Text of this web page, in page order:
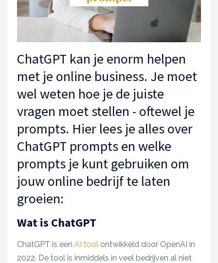
ChatGPT kan je enorm helpen
met je online business. Je moet
wel weten hoe je de juiste
vragen moet stellen - oftewel je
prompts. Hier lees je alles over
ChatGPT prompts en welke
prompts je kunt gebruiken om
jouw online bedrijf te laten
groeien:
Wat is ChatGPT
ChatGPT is een AI tool ontwikkeld door OpenAI in
2022. De tool is inmiddels in veel bedrijven al niet